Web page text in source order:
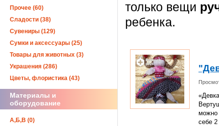
только вещи
ребенка.
можно
себе
Прочее (60)
Сладости (38)
Сувениры (129)
Сумки и аксессуары (25)
Товары для животных (3)
Украшения (286)
Цветы, флористика (43)
Материалы и
оборудование
А,Б,В (0)